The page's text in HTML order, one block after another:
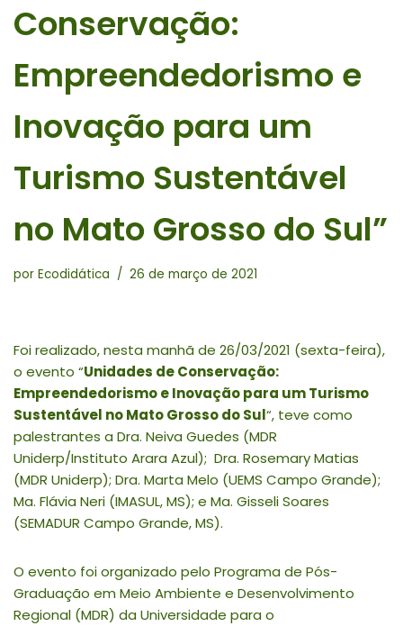
Conservação:
Empreendedorismo e
Inovação para um
Turismo Sustentável
no Mato Grosso do Sul”
por Ecodidática 26 de março de 2021
Foi realizado, nesta manhã de 26/03/2021 (sexta-feira),
o evento “Unidades de Conservação:
Empreendedorismo e Inovação para um Turismo
Sustentável no Mato Grosso do Sul“, teve como
palestrantes a Dra. Neiva Guedes (MDR
Uniderp/Instituto Arara Azul); Dra. Rosemary Matias
(MDR Uniderp); Dra. Marta Melo (UEMS Campo Grande);
Ma. Flávia Neri (IMASUL, MS); e Ma. Gisseli Soares
(SEMADUR Campo Grande, MS).
O evento foi organizado pelo Programa de Pós-
Graduação em Meio Ambiente e Desenvolvimento
Regional (MDR) da Universidade para o